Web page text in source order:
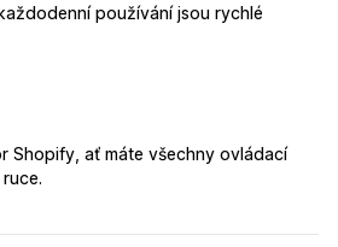
používání jsou rychlé
Shopify, ať máte všechny ovládací